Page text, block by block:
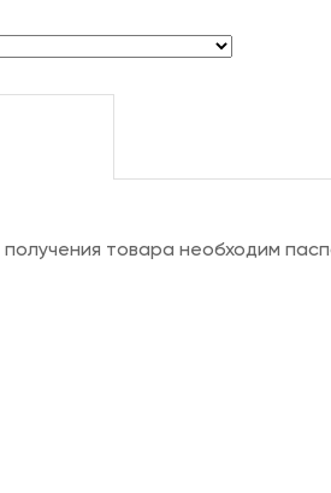
товара необходим